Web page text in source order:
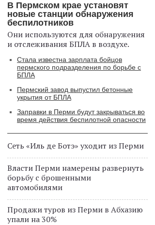
В Пермском крае установят
новые станции обнаружения
беспилотников
Они используются для обнаружения
и отслеживания БПЛА в воздухе.
Стала известна зарплата бойцов
пермского подразделения по борьбе с
БПЛА
Пермский завод выпустил бетонные
укрытия от БПЛА
Заправки в Перми будут закрываться во
время действия беспилотной опасности
Сеть «Иль де Ботэ» уходит из Перми
Власти Перми намерены развернуть
борьбу с брошенными
автомобилями
Продажи туров из Перми в Абхазию
упали на 30%